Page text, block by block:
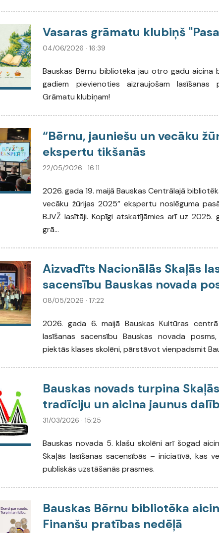
Vasaras grāmatu klubiņš
04/06/2026 · 16:39
Bauskas Bērnu bibliotēka jau otro gadu aicina
gadiem pievienoties aizraujošam lasīšanas
Grāmatu klubiņam!
“Bērnu, jauniešu un vecāku
ekspertu tikšanās
22/05/2026 · 16:11
2026. gada 19. maijā Bauskas Centrālajā
vecāku žūrijas 2025” ekspertu noslēguma
BJVŽ lasītāji. Kopīgi atskatījāmies arī uz 2025.
grā...
Aizvadīts Nacionālās Skaļās
sacensību Bauskas novada
08/05/2026 · 17:22
2026. gada 6. maijā Bauskas Kultūras
lasīšanas sacensību Bauskas novada
piektās klases skolēni, pārstāvot vienpadsmit
Bauskas novads turpina
tradīciju un aicina jaunus
31/03/2026 · 15:25
Bauskas novada 5. klašu skolēni arī šogad
Skaļās lasīšanas sacensībās – iniciatīvā, kas
publiskās uzstāšanās prasmes.
Bauskas Bērnu bibliotēka
Finanšu pratības nedēļā